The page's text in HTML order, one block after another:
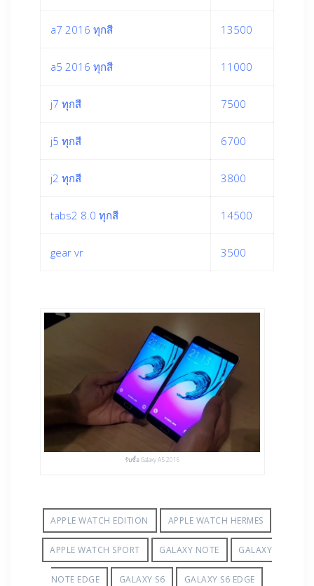
a7 2016 ทุกสี 13500
a5 2016 ทุกสี 11000
j7 ทุกสี 7500
j5 ทุกสี 6700
j2 ทุกสี 3800
tabs2 8.0 ทุกสี 14500
gear vr 3500
รับซื้อ Galaxy A5 2016
APPLE WATCH EDITION APPLE WATCH HERMES
APPLE WATCH SPORT GALAXY NOTE GALAXY
NOTE EDGE GALAXY S6 GALAXY S6 EDGE